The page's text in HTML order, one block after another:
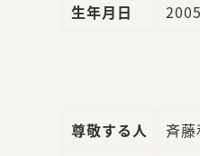
生年月日
尊敬する人 斉